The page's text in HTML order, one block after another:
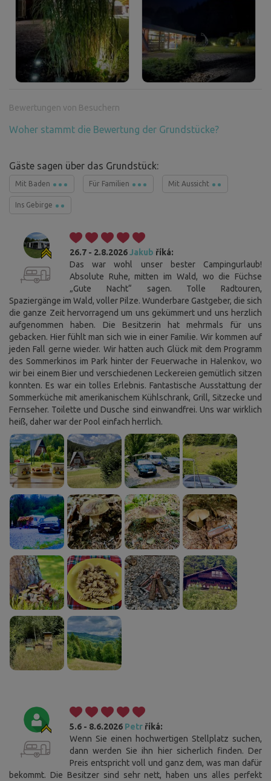
Bewertungen von Besuchern
Woher stammt die Bewertung der Grundstücke?
Gäste sagen über das Grundstück:
Mit Baden Für Familien Mit Aussicht
Ins Gebirge
26.7 - 2.8.2026Jakub říká:
Das war wohl unser bester Campingurlaub!
Absolute Ruhe, mitten im Wald, wo die Füchse
„Gute Nacht“ sagen. Tolle Radtouren,
Spaziergänge im Wald, voller Pilze. Wunderbare Gastgeber, die sich
die ganze Zeit hervorragend um uns gekümmert und uns herzlich
aufgenommen haben. Die Besitzerin hat mehrmals für uns
gebacken. Hier fühlt man sich wie in einer Familie. Wir kommen auf
jeden Fall gerne wieder. Wir hatten auch Glück mit dem Programm
des Sommerkinos im Park hinter der Feuerwache in Halenkov, wo
wir bei einem Bier und verschiedenen Leckereien gemütlich sitzen
konnten. Es war ein tolles Erlebnis. Fantastische Ausstattung der
Sommerküche mit amerikanischem Kühlschrank, Grill, Sitzecke und
Fernseher. Toilette und Dusche sind einwandfrei. Uns war wirklich
heiß, daher war der Pool einfach herrlich.
5.6 - 8.6.2026 Petr říká:
Wenn Sie einen hochwertigen Stellplatz suchen,
dann werden Sie ihn hier sicherlich finden. Der
Preis entspricht voll und ganz dem, was man dafür
bekommt. Die Besitzer sind sehr nett, haben uns alles perfekt